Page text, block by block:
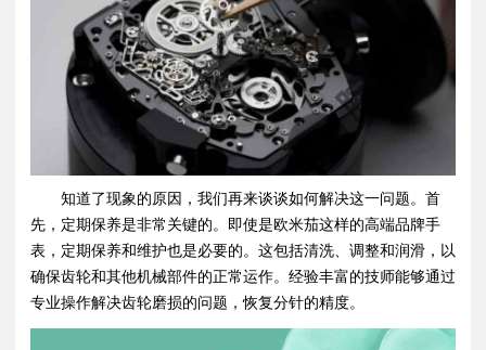
知道了现象的原因，我们再来谈谈如何解决这一问题。首
先，定期保养是非常关键的。即使是欧米茄这样的高端品牌手
表，定期保养和维护也是必要的。这包括清洗、调整和润滑，以
确保齿轮和其他机械部件的正常运作。经验丰富的技师能够通过
专业操作解决齿轮磨损的问题，恢复分针的精度。